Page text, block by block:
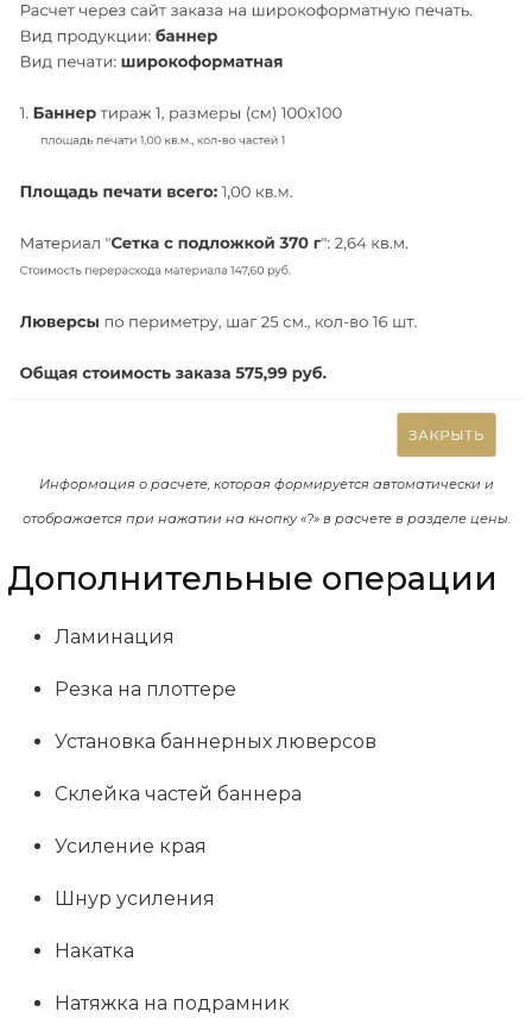
Информация о расчете, которая формируется автоматически и
отображается при нажатии на кнопку «?» в расчете в разделе цены.
Дополнительные операции
Ламинация
Резка на плоттере
Установка баннерных люверсов
Склейка частей баннера
Усиление края
Шнур усиления
Накатка
Натяжка на подрамник